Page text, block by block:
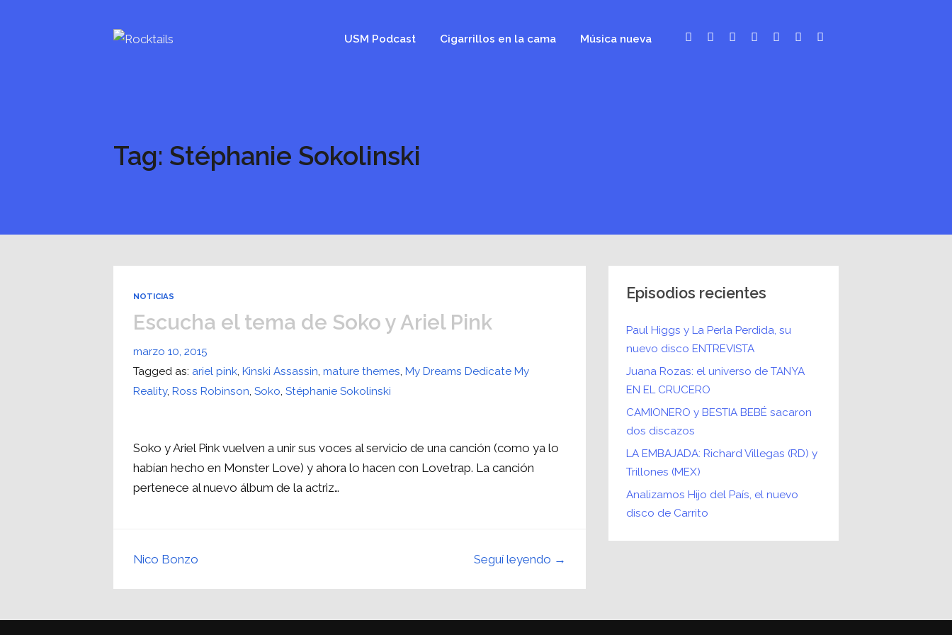
USM Podcast Cigarrillos en la cama Música nueva
Tag: Stéphanie Sokolinski
NOTICIAS
Escucha el tema de Soko y Ariel Pink
marzo 10, 2015
Tagged as: ariel pink,Kinski Assassin,mature themes,My Dreams Dedicate My
Reality,Ross Robinson,Soko,Stéphanie Sokolinski
Soko y Ariel Pink vuelven a unir sus voces al servicio de una canción (como ya lo
habían hecho en Monster Love) y ahora lo hacen con Lovetrap. La canción
pertenece al nuevo álbum de la actriz…
Seguí leyendo →
Nico Bonzo
Episodios recientes
Paul Higgs y La Perla Perdida, su
nuevo disco ENTREVISTA
Juana Rozas: el universo de TANYA
EN EL CRUCERO
CAMIONERO y BESTIA BEBÉ sacaron
dos discazos
LA EMBAJADA: Richard Villegas (RD) y
Trillones (MEX)
Analizamos Hijo del País, el nuevo
disco de Carrito